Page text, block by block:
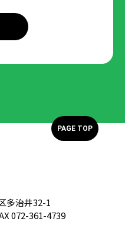
多治井32-1
072-361-4739
PAGE TOP